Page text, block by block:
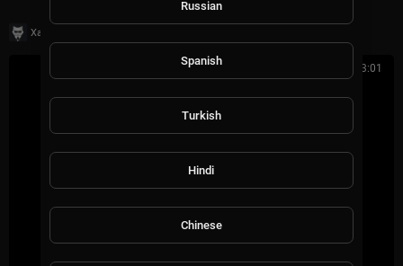
Хаус Рычалкин
00:03:01
Russian
Spanish
Turkish
Hindi
Chinese